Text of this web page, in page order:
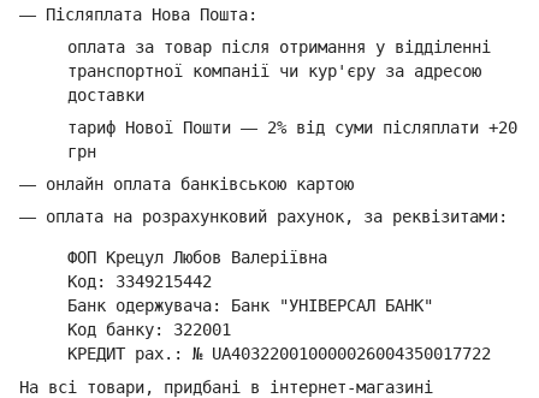
— Післяплата Нова Пошта:
оплата за товар після отримання у відділенні
транспортної компанії чи кур'єру за адресою
доставки
тариф Нової Пошти — 2% від суми післяплати +20
грн
— онлайн оплата банківською картою
— оплата на розрахунковий рахунок, за реквізитами:
ФОП Крецул Любов Валеріївна
Код: 3349215442
Банк одержувача: Банк "УНІВЕРСАЛ БАНК"
Код банку: 322001
КРЕДИТ рах.: № UA403220010000026004350017722
На всі товари, придбані в інтернет-магазині